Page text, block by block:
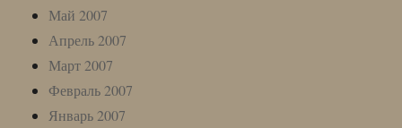
Май 2007
Апрель 2007
Март 2007
Февраль 2007
Январь 2007